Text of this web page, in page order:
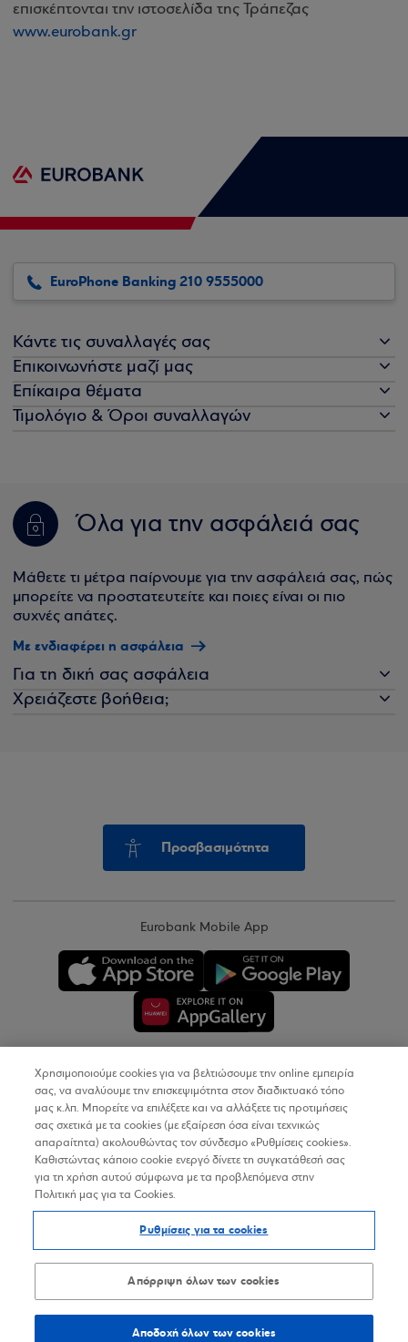
επισκέπτονται την ιστοσελίδα της Τράπεζας
www.eurobank.gr
EuroPhone Banking 210 9555000
Κάντε τις συναλλαγές σας
Επικοινωνήστε μαζί μας
Επίκαιρα θέματα
Τιμολόγιο & Όροι συναλλαγών
Όλα για την ασφάλειά σας
Μάθετε τι μέτρα παίρνουμε για την ασφάλειά σας, πώς
μπορείτε να προστατευτείτε και ποιες είναι οι πιο
συχνές απάτες.
Με ενδιαφέρει η ασφάλεια
Για τη δική σας ασφάλεια
Χρειάζεστε βοήθεια;
Προσβασιμότητα
Eurobank Mobile App
Copyright © 2026
Όροι Χρήσης
Προσωπικά Δεδομένα στον Διαδικτυακό Τόπο
Δήλωση Προσβασιμότητας
Sitemap
Χρησιμοποιούμε cookies για να βελτιώσουμε την online εμπειρία
σας, να αναλύουμε την επισκεψιμότητα στον διαδικτυακό τόπο
μας κ.λπ. Μπορείτε να επιλέξετε και να αλλάξετε τις προτιμήσεις
σας σχετικά με τα cookies (με εξαίρεση όσα είναι τεχνικώς
απαραίτητα) ακολουθώντας τον σύνδεσμο «Ρυθμίσεις cookies».
Καθιστώντας κάποιο cookie ενεργό δίνετε τη συγκατάθεσή σας
για τη χρήση αυτού σύμφωνα με τα προβλεπόμενα στην
Πολιτική μας για τα Cookies.
Ρυθμίσεις για τα cookies
Απόρριψη όλων των cookies
Αποδοχή όλων των cookies